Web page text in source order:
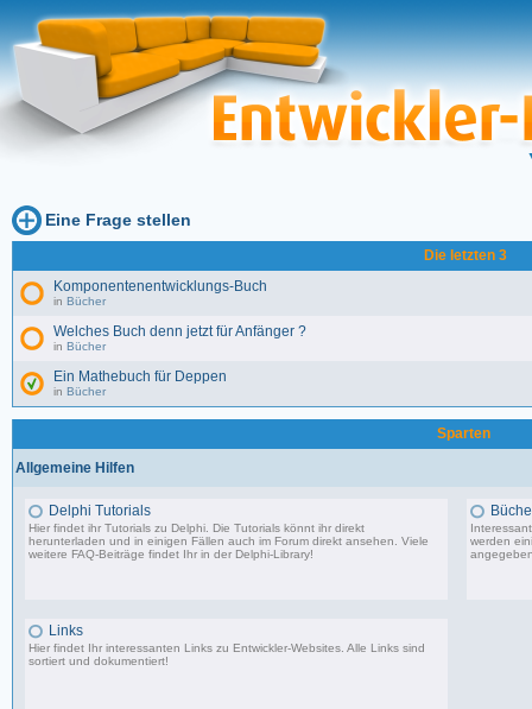
Eine Frage stellen
Die letzten 3
Komponentenentwicklungs-Buch
in Bücher
Welches Buch denn jetzt für Anfänger ?
in Bücher
Ein Mathebuch für Deppen
in Bücher
Sparten
Allgemeine Hilfen
Delphi Tutorials
Hier findet ihr Tutorials zu Delphi. Die Tutorials könnt ihr direkt
herunterladen und in einigen Fällen auch im Forum direkt ansehen. Viele
weitere FAQ-Beiträge findet Ihr in der Delphi-Library!
werden
Links
Hier findet Ihr interessanten Links zu Entwickler-Websites. Alle Links sind
sortiert und dokumentiert!